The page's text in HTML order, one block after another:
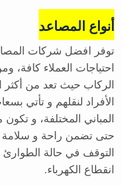
أنواع المصاعد
توفر افضل شركات
احتياجات العملاء كافة،
الركاب حيث تعد من أكثر
الأفراد لنقلهم و تأتي
المباني المختلفة، و
حتى تضمن راحة و سلامة
التوقف في حالة الطوارئ
انقطاع الكهرباء.